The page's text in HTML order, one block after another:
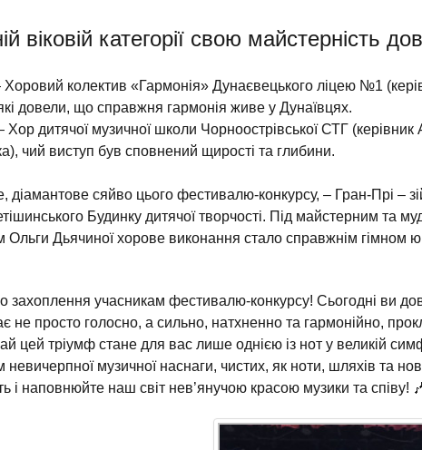
віковій категорії свою майстерність
колектив «Гармонія» Дунаєвецького ліцею №1
довели, що справжня гармонія живе у Дунаївцях.
дитячої музичної школи Чорноострівської СТГ (керівник
чий виступ був сповнений щирості та глибини.
діамантове сяйво цього фестивалю-конкурсу, – Гран-Прі –
Будинку дитячої творчості. Під майстерним та
Ольги Дьячиної хорове виконання стало справжнім гімном
захоплення учасникам фестивалю-конкурсу! Сьогодні ви
не просто голосно, а сильно, натхненно та гармонійно,
цей тріумф стане для вас лише однією із нот у великій
музичної наснаги, чистих, як ноти, шляхів та
і наповнюйте наш світ нев’янучою красою музики та співу!